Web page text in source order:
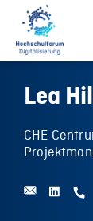
Lea
CHE